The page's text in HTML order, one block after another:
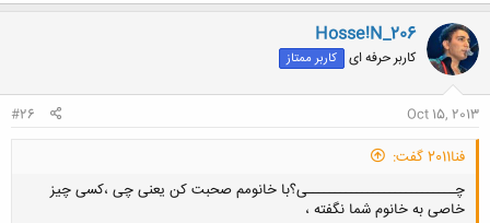
Hosse!N_206
کاربر حرفه ای کاربر ممتاز
Oct 15, 2013
#26
فنا2011 گفت:
چـــــــــــــــــــــــــــی؟با خانومم صحبت کن یعنی چی ،کسی چیز
خاصی به خانوم شما نگفته ،